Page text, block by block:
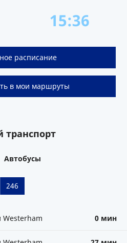
15:36
расписание
в мои маршруты
транспорт
Автобусы
246
Westerham 0 мин